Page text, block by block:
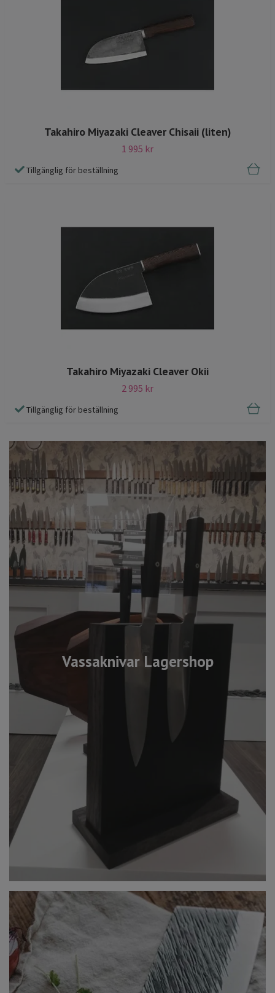
Vassaknivar Lagershop
Takahiro Miyazaki Cleaver Chisaii (liten)
1 995 kr
Tillgänglig för beställning
Takahiro Miyazaki Cleaver Okii
2 995 kr
Tillgänglig för beställning